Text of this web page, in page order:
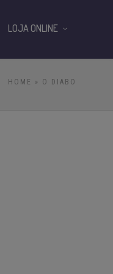
HOME » O DIABO
LOJA ONLINE